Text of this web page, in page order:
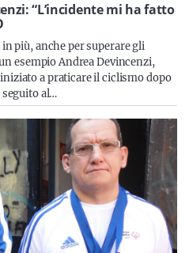
le ultime news, iscriviti alla
“L’incidente mi ha fatto
più, anche per superare gli
esempio Andrea Devincenzi,
a praticare il ciclismo dopo
al…